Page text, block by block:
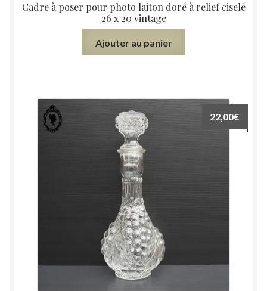
Cadre à poser pour photo laiton doré à relief ciselé
26 x 20 vintage
Ajouter au panier
22,00€